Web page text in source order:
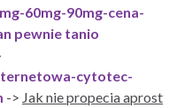
60mg-90mg-cena-
pewnie tanio
cytotec-
-> Jak nie propecia aprost